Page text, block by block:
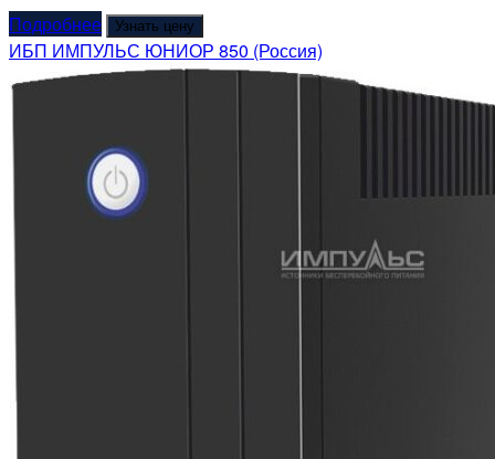
Подробнее Узнать цену
ИБП ИМПУЛЬС ЮНИОР 850 (Россия)